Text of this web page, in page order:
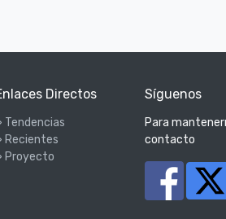
Directos
Tendencias
Recientes
Proyecto
Síguenos
Para
contacto